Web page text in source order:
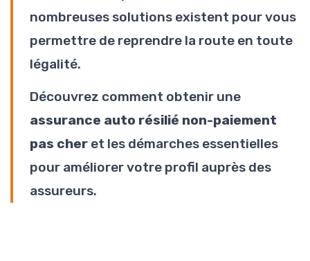
nombreuses solutions existent pour vous
permettre de reprendre la route en toute
légalité.
Découvrez comment obtenir une
assurance auto résilié non-paiement
pas cher et les démarches essentielles
pour améliorer votre profil auprès des
assureurs.